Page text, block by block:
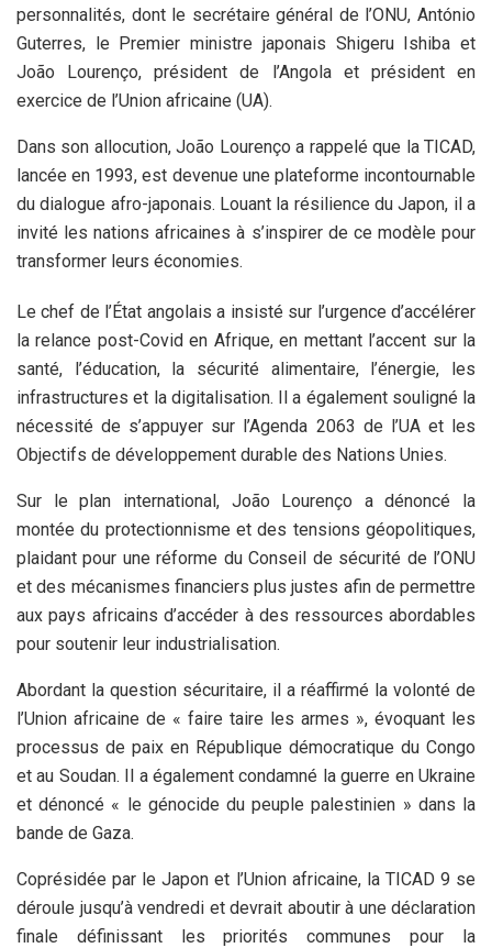
personnalités, dont le secrétaire général de l’ONU, António
Guterres, le Premier ministre japonais Shigeru Ishiba et
João Lourenço, président de l’Angola et président en
exercice de l’Union africaine (UA).
Dans son allocution, João Lourenço a rappelé que la TICAD,
lancée en 1993, est devenue une plateforme incontournable
du dialogue afro-japonais. Louant la résilience du Japon, il a
invité les nations africaines à s’inspirer de ce modèle pour
transformer leurs économies.
Le chef de l’État angolais a insisté sur l’urgence d’accélérer
la relance post-Covid en Afrique, en mettant l’accent sur la
santé, l’éducation, la sécurité alimentaire, l’énergie, les
infrastructures et la digitalisation. Il a également souligné la
nécessité de s’appuyer sur l’Agenda 2063 de l’UA et les
Objectifs de développement durable des Nations Unies.
Sur le plan international, João Lourenço a dénoncé la
montée du protectionnisme et des tensions géopolitiques,
plaidant pour une réforme du Conseil de sécurité de l’ONU
et des mécanismes financiers plus justes afin de permettre
aux pays africains d’accéder à des ressources abordables
pour soutenir leur industrialisation.
Abordant la question sécuritaire, il a réaffirmé la volonté de
l’Union africaine de « faire taire les armes », évoquant les
processus de paix en République démocratique du Congo
et au Soudan. Il a également condamné la guerre en Ukraine
et dénoncé « le génocide du peuple palestinien » dans la
bande de Gaza.
Coprésidée par le Japon et l’Union africaine, la TICAD 9 se
déroule jusqu’à vendredi et devrait aboutir à une déclaration
finale définissant les priorités communes pour la